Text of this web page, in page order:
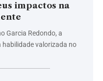
impactos na
Garcia Redondo, a
valorizada no